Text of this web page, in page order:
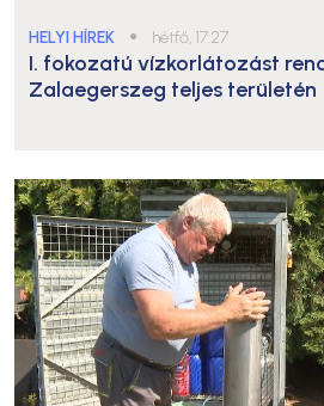
HELYI HÍREK ● hétfő, 17:27
I. fokozatú vízkorlátozást
Zalaegerszeg teljes területén